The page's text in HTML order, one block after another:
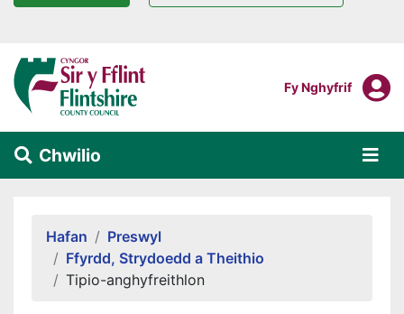
Neidio i'r prif gynnwys
Mewngofnodi I
Fy Nghyfrif
Chwilio
Hafan
Preswyl
Ffyrdd, Strydoedd a Theithio
Tipio-anghyfreithlon